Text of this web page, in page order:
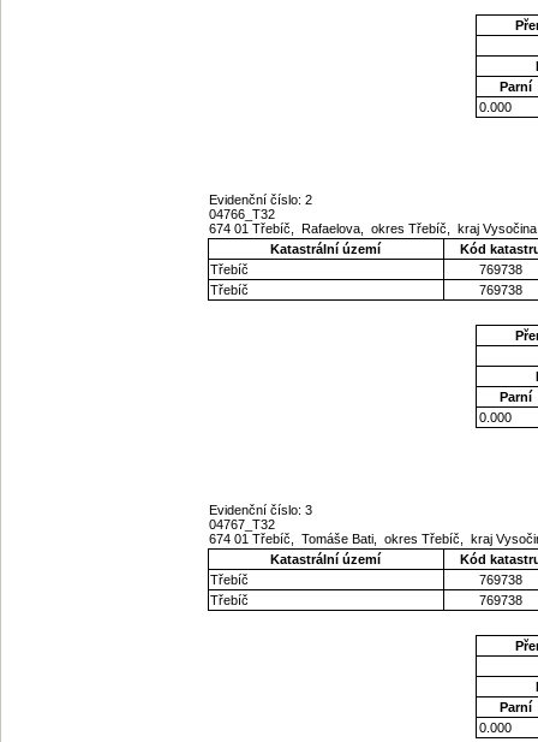
Parní
0.000
Evidenční číslo: 2
04766_T32
674 01 Třebíč, Rafaelova, okres Třebíč, kraj
Katastrální území
Kód
Třebíč
769738
Třebíč
769738
Parní
0.000
Evidenční číslo: 3
04767_T32
674 01 Třebíč, Tomáše Bati, okres Třebíč, kraj
Katastrální území
Kód
Třebíč
769738
Třebíč
769738
Parní
0.000